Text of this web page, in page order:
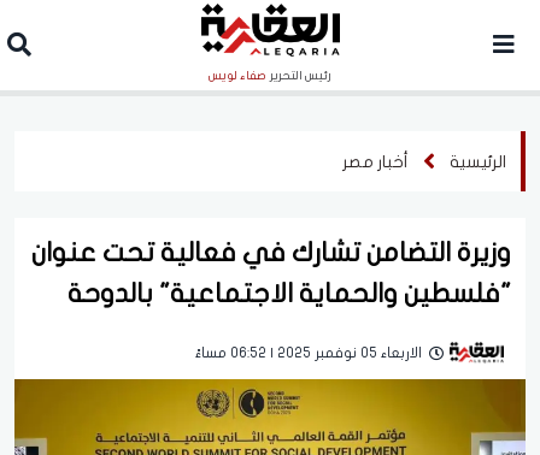
رئيس التحرير صفاء لويس
الرئيسية أخبار مصر
وزيرة التضامن تشارك في فعالية تحت عنوان
"فلسطين والحماية الاجتماعية" بالدوحة
الاربعاء 05 نوفمبر 2025 | 06:52 مساءً